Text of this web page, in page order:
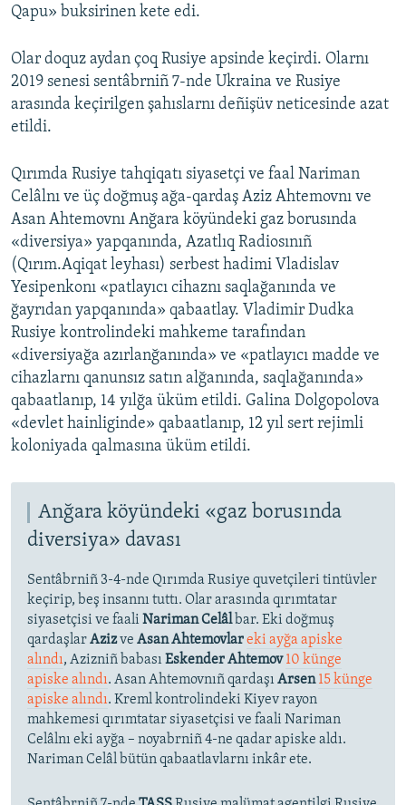
Qapu» buksirinen kete edi.
Olar doquz aydan çoq Rusiye apsinde keçirdi. Olarnı
2019 senesi sentâbrniñ 7-nde Ukraina ve Rusiye
arasında keçirilgen şahıslarnı deñişüv neticesinde azat
etildi.
Qırımda Rusiye tahqiqatı siyasetçi ve faal Nariman
Celâlnı ve üç doğmuş ağa-qardaş Aziz Ahtemovnı ve
Asan Ahtemovnı Anğara köyündeki gaz borusında
«diversiya» yapqanında, Azatlıq Radiosınıñ
(Qırım.Aqiqat leyhası) serbest hadimi Vladislav
Yesipenkonı «patlayıcı cihaznı saqlağanında ve
ğayrıdan yapqanında» qabaatlay. Vladimir Dudka
Rusiye kontrolindeki mahkeme tarafından
«diversiyağa azırlanğanında» ve «patlayıcı madde ve
cihazlarnı qanunsız satın alğanında, saqlağanında»
qabaatlanıp, 14 yılğa üküm etildi. Galina Dolgopolova
«devlet hainliginde» qabaatlanıp, 12 yıl sert rejimli
koloniyada qalmasına üküm etildi.
Anğara köyündeki «gaz borusında
diversiya» davası
Sentâbrniñ 3-4-nde Qırımda Rusiye quvetçileri tintüvler
keçirip, beş insannı tuttı. Olar arasında qırımtatar
siyasetçisi ve faali Nariman Celâlbar. Eki doğmuş
qardaşlarAzizve Asan Ahtemovlareki ayğa apiske
alındı, Azizniñ babası Eskender Ahtemov 10 künge
apiske alındı. Asan Ahtemovnıñ qardaşı Arsen15 künge
apiske alındı. Kreml kontrolindeki Kiyev rayon
mahkemesi qırımtatar siyasetçisi ve faali Nariman
Celâlnı eki ayğa – noyabrniñ 4-ne qadar apiske aldı.
Nariman Celâl bütün qabaatlavlarnı inkâr ete.